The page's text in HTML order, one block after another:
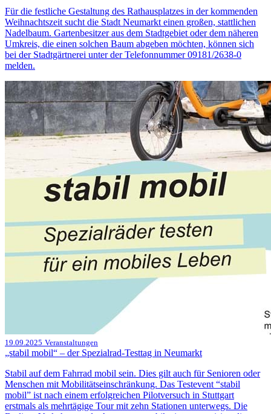
Für die festliche Gestaltung des Rathausplatzes in der kommenden
Weihnachtszeit sucht die Stadt Neumarkt einen großen, stattlichen
Nadelbaum. Gartenbesitzer aus dem Stadtgebiet oder dem näheren
Umkreis, die einen solchen Baum abgeben möchten, können sich
bei der Stadtgärtnerei unter der Telefonnummer 09181/2638-0
melden.
19.09.2025 Veranstaltungen
„stabil mobil“ – der Spezialrad-Testtag in Neumarkt
Stabil auf dem Fahrrad mobil sein. Dies gilt auch für Senioren oder
Menschen mit Mobilitätseinschränkung. Das Testevent “stabil
mobil” ist nach einem erfolgreichen Pilotversuch in Stuttgart
erstmals als mehrtägige Tour mit zehn Stationen unterwegs. Die